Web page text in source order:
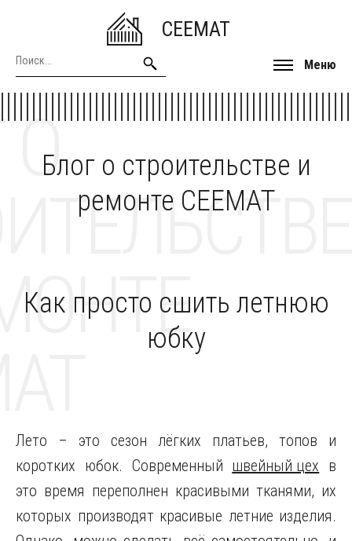
CEEMAT
Меню
Блог о строительстве и
ремонте CEEMAT
О
Как просто сшить летнюю
юбку
Лето – это сезон лёгких платьев, топов и
коротких юбок. Современный швейный цех в
это время переполнен красивыми тканями, их
которых производят красивые летние изделия.